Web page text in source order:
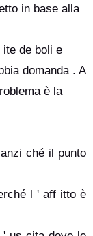
in base alla
ite de boli e
domanda . A
è la
ché il punto
l ' aff itto è